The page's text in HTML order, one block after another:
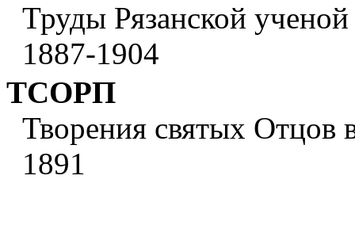
Труды Рязанской
1887-1904
ТСОРП
Творения святых Отцов
1891